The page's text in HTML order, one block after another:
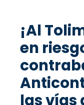
¡Al
en
las vías